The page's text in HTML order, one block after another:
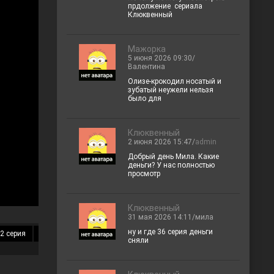
серия 14 серия 15 серия 16 серия
прдолжение сериала
Клюквенный
Мажорка
5 июня 2026 09:30/
Валентина
Олизе-крокодил носатый и
зубатый неужели нельзя
было для
Клюквенный
2 июня 2026 15:47/admin
Добрый день Мила. Какие
деньги? У нас полностью
просмотр
Клюквенный
31 мая 2026 14:11/мила
ну и где 36 серия деньги
сняли